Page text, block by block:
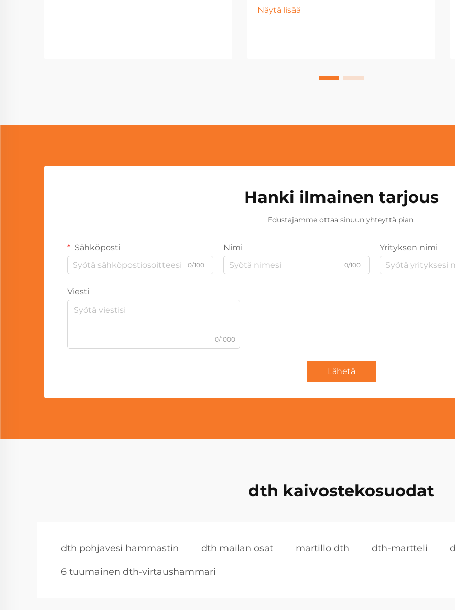
Näytä lisää
Hanki ilmainen tarjous
Edustajamme ottaa sinuun yhteyttä pian.
Sähköposti
0/100
Nimi
0/100
Yrityksen nimi
Viesti
0/1000
Lähetä
dth kaivostekosuodat
dth pohjavesi hammastin dth mailan osat martillo dth dth-martteli
6 tuumainen dth-virtaushammari